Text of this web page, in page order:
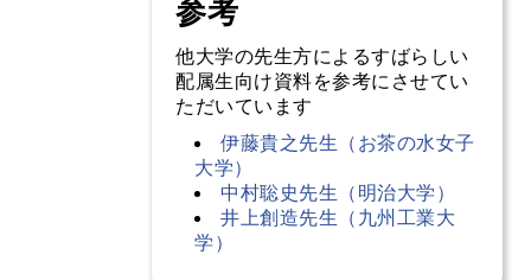
参考
他大学の先生方によるすばらしい
配属生向け資料を参考にさせてい
ただいています
伊藤貴之先生（お茶の水女子
大学）
中村聡史先生（明治大学）
井上創造先生（九州工業大
学）